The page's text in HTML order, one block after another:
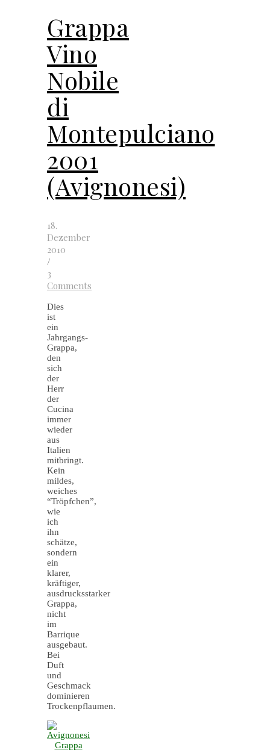
Grappa
Vino
Nobile
di
Montepulciano
2001
(Avignonesi)
18.
Dezember
2010
/
3
Comments
Dies
ist
ein
Jahrgangs-
Grappa,
den
sich
der
Herr
der
Cucina
immer
wieder
aus
Italien
mitbringt.
Kein
mildes,
weiches
“Tröpfchen”,
wie
ich
ihn
schätze,
sondern
ein
klarer,
kräftiger,
ausdrucksstarker
Grappa,
nicht
im
Barrique
ausgebaut.
Bei
Duft
und
Geschmack
dominieren
Trockenpflaumen.